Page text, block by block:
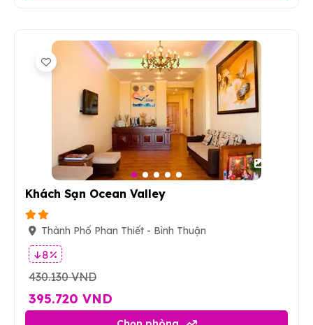
Khách Sạn Ocean Valley
Thành Phố Phan Thiết - Bình Thuận
8 %
430.130 VND
395.720 VND